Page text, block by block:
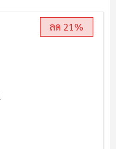
ลด 21%